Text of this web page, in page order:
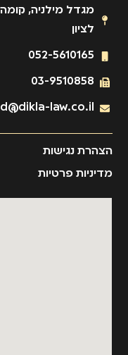
לציון
052-5610165
03-9510858
d@dikla-law.co.il
הצהרת נגישות
מדיניות פרטיות